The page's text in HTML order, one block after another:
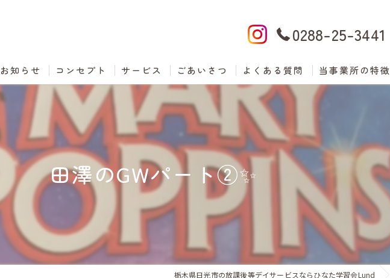
0288-25-3441
お知らせ コンセプト サービス ごあいさつ よくある質問 当事業所の特徴
発達障がい
不登校
田澤のGWパート②✨️
栃木県日光市の放課後等デイサービスならひなた学習会Lund